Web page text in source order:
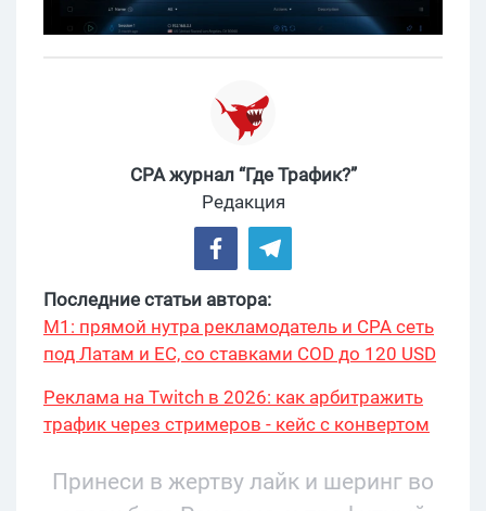
CPA журнал “Где Трафик?”
Редакция
Последние статьи автора:
М1: прямой нутра рекламодатель и CPA сеть
под Латам и ЕС, со ставками COD до 120 USD
Реклама на Twitch в 2026: как арбитражить
трафик через стримеров - кейс с конвертом
Принеси в жертву лайк и шеринг во